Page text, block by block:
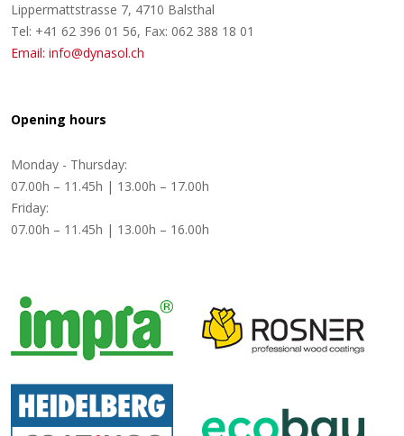
Lippermattstrasse 7, 4710 Balsthal
Tel: +41 62 396 01 56, Fax: 062 388 18 01
Email: info@dynasol.ch
Opening hours
Monday - Thursday:
07.00h – 11.45h | 13.00h – 17.00h
Friday:
07.00h – 11.45h | 13.00h – 16.00h